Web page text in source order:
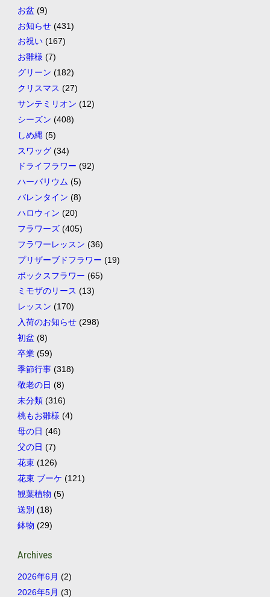
お盆 (9)
お知らせ(431)
お祝い(167)
お雛様 (7)
グリーン (182)
クリスマス (27)
サンテミリオン (12)
シーズン (408)
しめ縄 (5)
スワッグ(34)
ドライフラワー (92)
ハーバリウム (5)
バレンタイン (8)
ハロウィン (20)
フラワーズ(405)
フラワーレッスン (36)
プリザーブドフラワー (19)
ボックスフラワー (65)
ミモザのリース (13)
レッスン (170)
入荷のお知らせ(298)
初盆 (8)
卒業(59)
季節行事(318)
敬老の日 (8)
未分類(316)
桃もお雛様 (4)
母の日 (46)
父の日 (7)
花束(126)
花束 ブーケ (121)
観葉植物 (5)
送別 (18)
鉢物 (29)
Archives
2026年6月 (2)
2026年5月 (3)